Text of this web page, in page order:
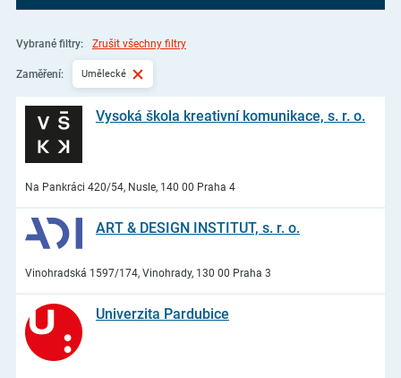
Vybrané filtry: Zrušit všechny filtry
Zaměření: Umělecké
Vysoká škola kreativní komunikace, s. r. o.
Na Pankráci 420/54, Nusle, 140 00 Praha 4
ART & DESIGN INSTITUT, s. r. o.
Vinohradská 1597/174, Vinohrady, 130 00 Praha 3
Univerzita Pardubice